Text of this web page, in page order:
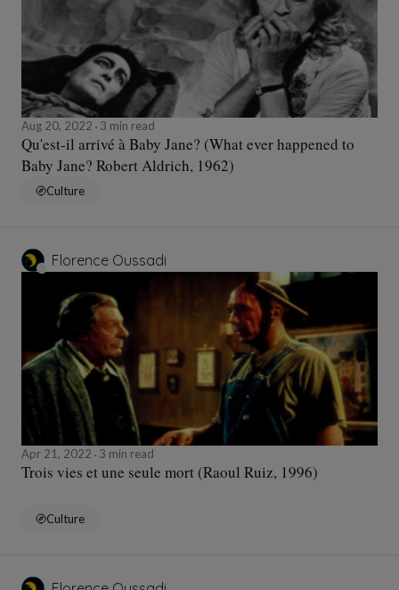
Aug 20, 2022 3 min read
Qu'est-il arrivé à Baby Jane? (What ever happened to
Baby Jane? Robert Aldrich, 1962)
Culture
Florence Oussadi
Apr 21, 2022 3 min read
Trois vies et une seule mort (Raoul Ruiz, 1996)
Culture